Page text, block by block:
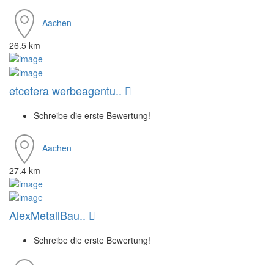
Aachen
26.5 km
etcetera werbeagentu..
Schreibe die erste Bewertung!
Aachen
27.4 km
AlexMetallBau..
Schreibe die erste Bewertung!